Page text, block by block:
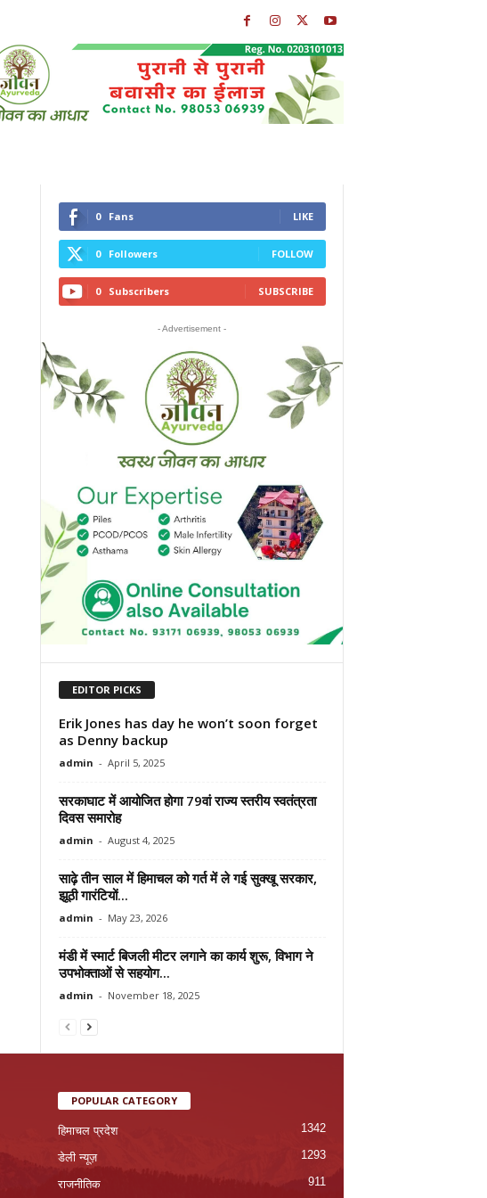
0 Fans LIKE
0 Followers FOLLOW
0 Subscribers SUBSCRIBE
- Advertisement -
EDITOR PICKS
Erik Jones has day he won’t soon forget
as Denny backup
admin - April 5, 2025
सरकाघाट में आयोजित होगा 79वां राज्य स्तरीय स्वतंत्रता
दिवस समारोह
admin - August 4, 2025
साढ़े तीन साल में हिमाचल को गर्त में ले गई सुक्खू सरकार,
झूठी गारंटियों...
admin - May 23, 2026
मंडी में स्मार्ट बिजली मीटर लगाने का कार्य शुरू, विभाग ने
उपभोक्ताओं से सहयोग...
admin - November 18, 2025
POPULAR CATEGORY
हिमाचल प्रदेश 1342
डेली न्यूज़ 1293
राजनीतिक 911